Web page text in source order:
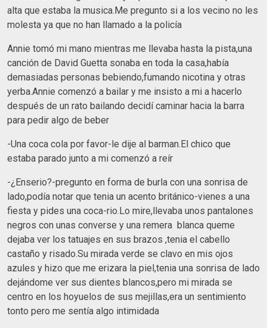
alta que estaba la musica.Me pregunto si a los vecino no les
molesta ya que no han llamado a la policía
Annie tomó mi mano mientras me llevaba hasta la pista,una
canción de David Guetta sonaba en toda la casa,había
demasiadas personas bebiendo,fumando nicotina y otras
yerba.Annie comenzó a bailar y me insisto a mi a hacerlo
después de un rato bailando decidí caminar hacia la barra
para pedir algo de beber
-Una coca cola por favor-le dije al barman.El chico que
estaba parado junto a mi comenzó a reír
-¿Enserio?-pregunto en forma de burla con una sonrisa de
lado,podía notar que tenia un acento británico-vienes a una
fiesta y pides una coca-rio.Lo mire,llevaba unos pantalones
negros con unas converse y una remera blanca queme
dejaba ver los tatuajes en sus brazos ,tenia el cabello
castaño y risado.Su mirada verde se clavo en mis ojos
azules y hizo que me erizara la piel,tenia una sonrisa de lado
dejándome ver sus dientes blancos,pero mi mirada se
centro en los hoyuelos de sus mejillas,era un sentimiento
tonto pero me sentía algo intimidada